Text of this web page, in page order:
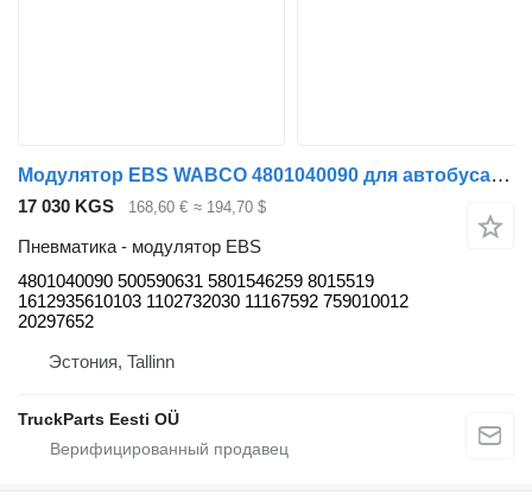
Модулятор EBS WABCO 4801040090 для автобуса Solaris Urbino, Alpino, Vacanza (1999-)
17 030 KGS 168,60 € ≈ 194,70 $
Пневматика - модулятор EBS
4801040090 500590631 5801546259 8015519
1612935610103 1102732030 11167592 759010012
20297652
Эстония, Tallinn
TruckParts Eesti OÜ